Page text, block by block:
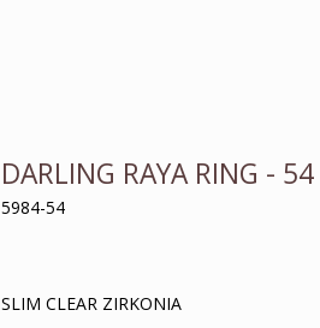
DARLING RAYA RING -
5984-54
SLIM CLEAR ZIRKONIA